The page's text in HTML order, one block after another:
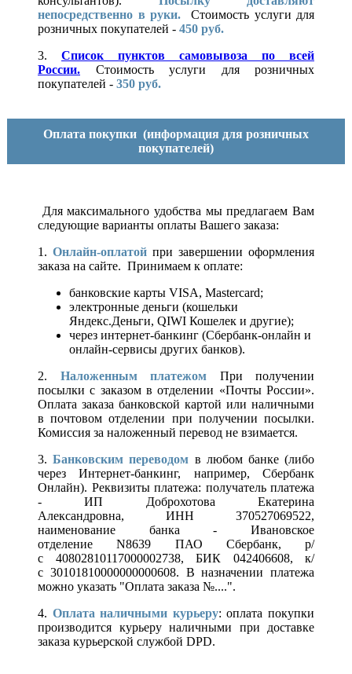
непосредственно в руки.
Стоимость услуги для
розничных покупателей - 450 руб.
3. Список пунктов самовывоза по всей
России.
Стоимость услуги для розничных
покупателей - 350 руб.
Оплата покупки (информация для розничных
покупателей)
Для максимального удобства мы предлагаем Вам
следующие варианты оплаты Вашего заказа:
1. Онлайн-оплатой при завершении оформления
заказа на сайте. Принимаем к оплате:
банковские карты VISA, Mastercard;
электронные деньги (кошельки
Яндекс.Деньги, QIWI Кошелек и другие);
через интернет-банкинг (Сбербанк-онлайн и
онлайн-сервисы других банков).
2. Наложенным платежом При получении
посылки с заказом в отделении «Почты России».
Оплата заказа банковской картой или наличными
в почтовом отделении при получении посылки.
Комиссия за наложенный перевод не взимается.
3.Банковским переводом в любом банке (либо
через Интернет-банкинг, например, Сбербанк
Онлайн). Реквизиты платежа: получатель платежа
- ИП Доброхотова Екатерина
Александровна, ИНН 370527069522,
наименование банка - Ивановское
отделение N8639 ПАО Сбербанк, р/
с 40802810117000002738, БИК 042406608, к/
с 30101810000000000608. В назначении платежа
можно указать "Оплата заказа №....".
4. Оплата наличными курьеру: оплата покупки
производится курьеру наличными при доставке
заказа курьерской службой DPD.